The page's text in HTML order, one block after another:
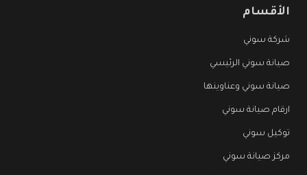
الأقسام
شركة سوني
صيانة سوني الرئيسي
صيانة سوني وعناوينها
ارقام صيانة سوني
توكيل سوني
مركز صيانة سوني